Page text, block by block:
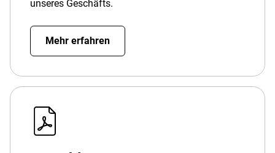
unseres Geschäfts.
Mehr erfahren